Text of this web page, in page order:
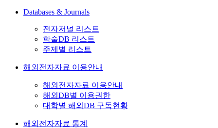
Databases & Journals
전자저널 리스트
학술DB 리스트
주제별 리스트
해외전자자료 이용안내
해외전자자료 이용안내
해외DB별 이용권한
대학별 해외DB 구독현황
해외전자자료 통계